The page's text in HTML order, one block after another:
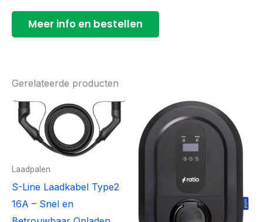
Meer info en bestellen
Gerelateerde producten
Laadpalen
S-Line Laadkabel Type2
16A – Snel en